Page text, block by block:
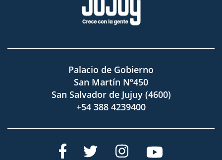
Palacio de Gobierno
San Martín Nº450
San Salvador de Jujuy (4600)
+54 388 4239400